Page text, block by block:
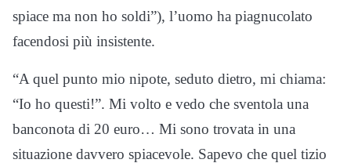
spiace ma non ho soldi”), l’uomo ha piagnucolato
facendosi più insistente.
“A quel punto mio nipote, seduto dietro, mi chiama:
“Io ho questi!”. Mi volto e vedo che sventola una
banconota di 20 euro… Mi sono trovata in una
situazione davvero spiacevole. Sapevo che quel tizio